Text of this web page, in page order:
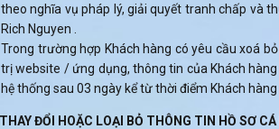
theo nghĩa vụ pháp lý, giải quyết tranh chấp và
Rich Nguyen .
Trong trường hợp Khách hàng có yêu cầu xoá
trị website / ứng dụng, thông tin của Khách
hệ thống sau 03 ngày kể từ thời điểm Khách hàng
ĐỔI HOẶC LOẠI BỎ THÔNG TIN HỒ SƠ CÁ